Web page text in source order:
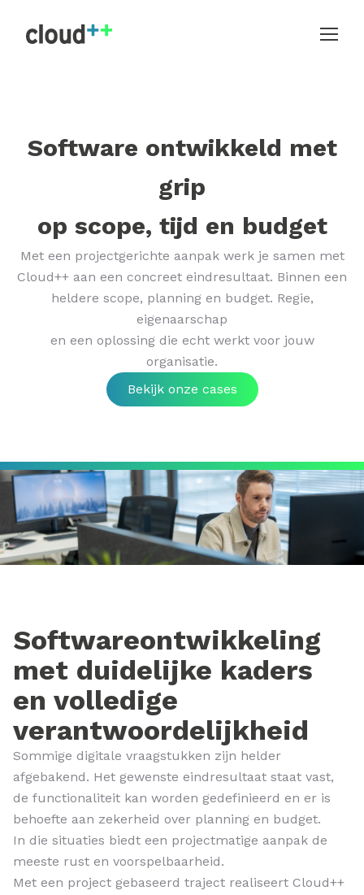
Software ontwikkeld met
grip
op scope, tijd en budget
Met een projectgerichte aanpak werk je samen met
Cloud++ aan een concreet eindresultaat. Binnen een
heldere scope, planning en budget. Regie,
eigenaarschap
en een oplossing die echt werkt voor jouw
organisatie.
Bekijk onze cases
Softwareontwikkeling
met duidelijke kaders
en volledige
verantwoordelijkheid
Sommige digitale vraagstukken zijn helder
afgebakend. Het gewenste eindresultaat staat vast,
de functionaliteit kan worden gedefinieerd en er is
behoefte aan zekerheid over planning en budget.
In die situaties biedt een projectmatige aanpak de
meeste rust en voorspelbaarheid.
Met een project gebaseerd traject realiseert Cloud++